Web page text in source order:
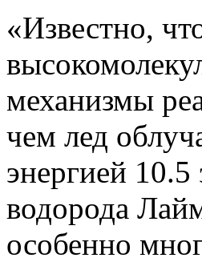
«Известно,
механизмы
чем лед
энергией
водорода
особенно